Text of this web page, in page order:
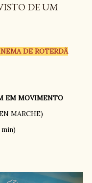
DE UM
DE ROTERDÃ
EM MOVIMENTO
MARCHE)
min)